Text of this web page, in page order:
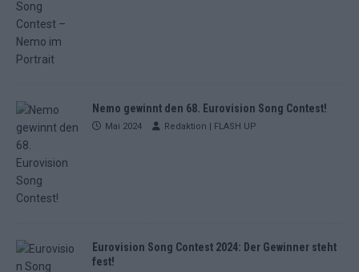
Nemo gewinnt den 68. Eurovision Song Contest!
Mai 2024 Redaktion | FLASH UP
Eurovision Song Contest 2024: Der Gewinner steht
fest!